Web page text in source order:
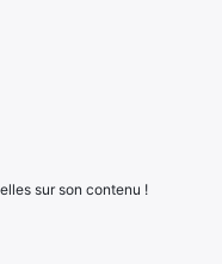
sur son contenu !